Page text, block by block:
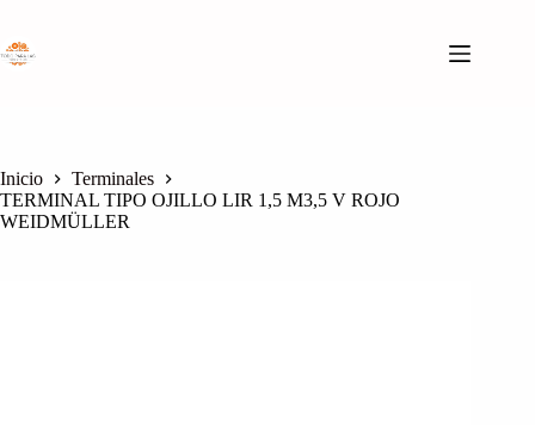
contenido
Inicio
Terminales
TERMINAL TIPO OJILLO LIR 1,5 M3,5 V ROJO
WEIDMÜLLER